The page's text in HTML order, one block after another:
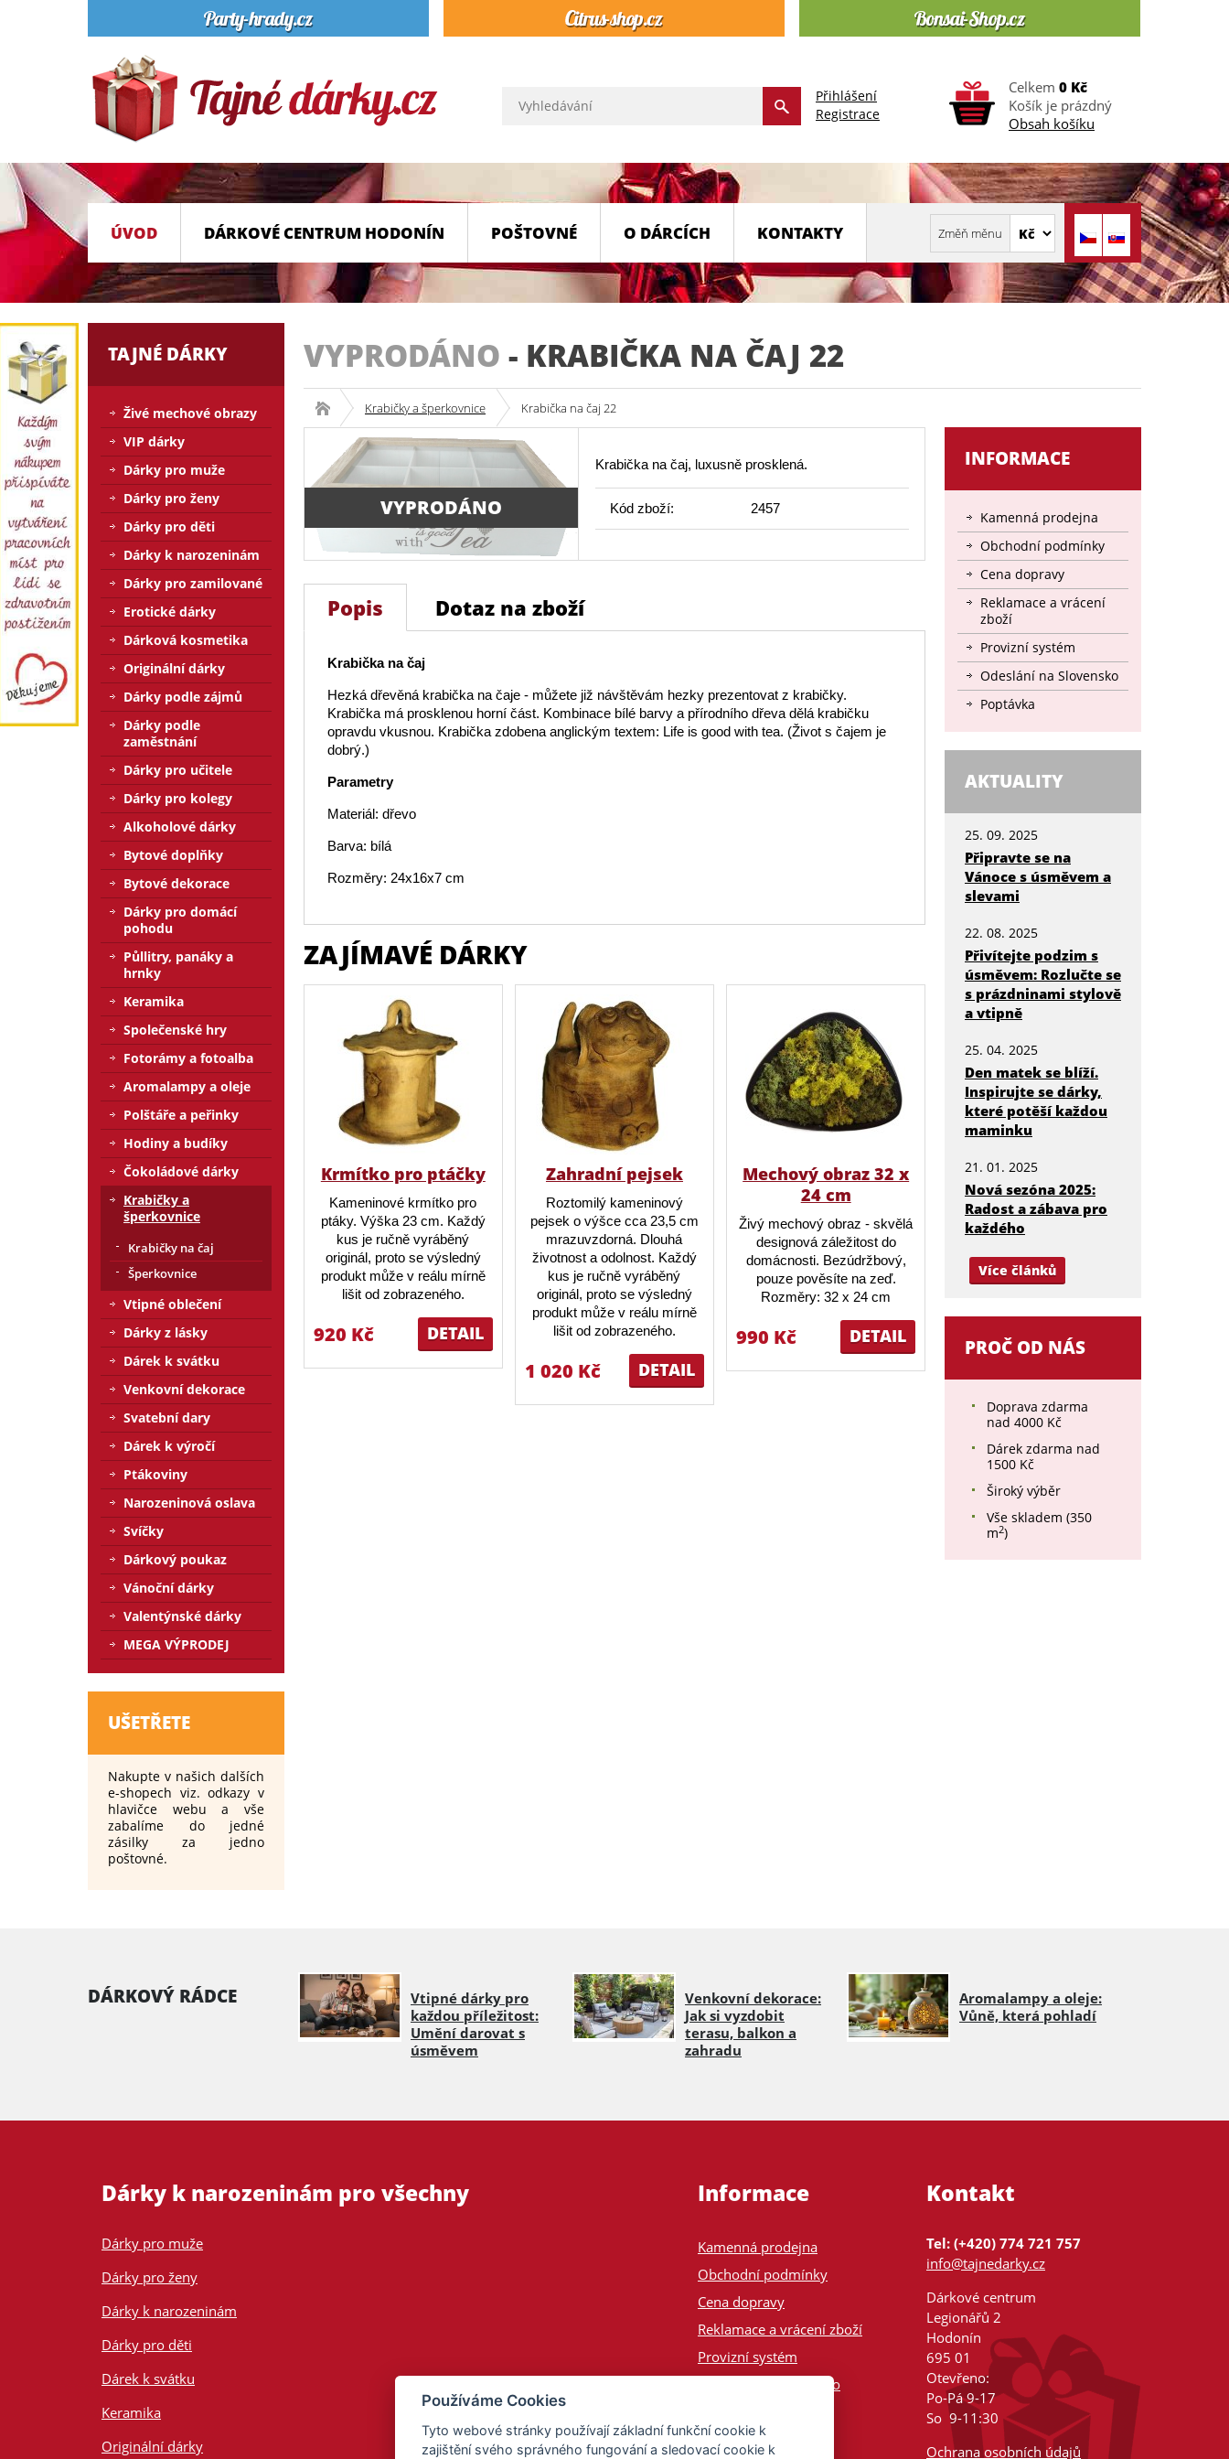
Přihlášení
Registrace
Celkem 0 Kč
Košík je prázdný
Obsah košíku
ÚVOD DÁRKOVÉ CENTRUM HODONÍN POŠTOVNÉ O DÁRCÍCH KONTAKTY
VYPRODÁNO - KRABIČKA NA ČAJ 22
Krabičky a šperkovnice Krabička na čaj 22
VYPRODÁNO
Krabička na čaj, luxusně prosklená.
Kód zboží: 2457
Popis Dotaz na zboží
Krabička na čaj
Hezká dřevěná krabička na čaje - můžete již návštěvám hezky prezentovat z krabičky.
Krabička má prosklenou horní část. Kombinace bílé barvy a přírodního dřeva dělá krabičku
opravdu vkusnou. Krabička zdobena anglickým textem: Life is good with tea. (Život s čajem je
dobrý.)
Parametry
Materiál: dřevo
Barva: bílá
Rozměry: 24x16x7 cm
ZAJÍMAVÉ DÁRKY
Krmítko pro ptáčky
Kameninové krmítko pro
ptáky. Výška 23 cm. Každý
kus je ručně vyráběný
originál, proto se výsledný
produkt může v reálu mírně
lišit od zobrazeného.
DETAIL
920 Kč
Zahradní pejsek
Roztomilý kameninový
pejsek o výšce cca 23,5 cm
mrazuvzdorná. Dlouhá
životnost a odolnost. Každý
kus je ručně vyráběný
originál, proto se výsledný
produkt může v reálu mírně
lišit od zobrazeného.
DETAIL
1 020 Kč
Mechový obraz 32 x
24 cm
Živý mechový obraz - skvělá
designová záležitost do
domácnosti. Bezúdržbový,
pouze pověsíte na zeď.
Rozměry: 32 x 24 cm
DETAIL
990 Kč
INFORMACE
Kamenná prodejna
Obchodní podmínky
Cena dopravy
Reklamace a vrácení
zboží
Provizní systém
Odeslání na Slovensko
Poptávka
AKTUALITY
25. 09. 2025
Připravte se na
Vánoce s úsměvem a
slevami
22. 08. 2025
Přivítejte podzim s
úsměvem: Rozlučte se
s prázdninami stylově
a vtipně
25. 04. 2025
Den matek se blíží.
Inspirujte se dárky,
které potěší každou
maminku
21. 01. 2025
Nová sezóna 2025:
Radost a zábava pro
každého
Více článků
PROČ OD NÁS
Doprava zdarma
nad 4000 Kč
Dárek zdarma nad
1500 Kč
Široký výběr
Vše skladem (350
m2)
TAJNÉ DÁRKY
Živé mechové obrazy
VIP dárky
Dárky pro muže
Dárky pro ženy
Dárky pro děti
Dárky k narozeninám
Dárky pro zamilované
Erotické dárky
Dárková kosmetika
Originální dárky
Dárky podle zájmů
Dárky podle
zaměstnání
Dárky pro učitele
Dárky pro kolegy
Alkoholové dárky
Bytové doplňky
Bytové dekorace
Dárky pro domácí
pohodu
Půllitry, panáky a
hrnky
Keramika
Společenské hry
Fotorámy a fotoalba
Aromalampy a oleje
Polštáře a peřinky
Hodiny a budíky
Čokoládové dárky
Krabičky a
šperkovnice
Krabičky na čaj
Šperkovnice
Vtipné oblečení
Dárky z lásky
Dárek k svátku
Venkovní dekorace
Svatební dary
Dárek k výročí
Ptákoviny
Narozeninová oslava
Svíčky
Dárkový poukaz
Vánoční dárky
Valentýnské dárky
MEGA VÝPRODEJ
UŠETŘETE
Nakupte v našich dalších
e-shopech viz. odkazy v
hlavičce webu a vše
zabalíme do jedné
zásilky za jedno
poštovné.
DÁRKOVÝ RÁDCE
Vtipné dárky pro
každou příležitost:
Umění darovat s
úsměvem
Venkovní dekorace:
Jak si vyzdobit
terasu, balkon a
zahradu
Aromalampy a oleje:
Vůně, která pohladí
Dárky k narozeninám pro všechny
Dárky pro muže
Dárky pro ženy
Dárky k narozeninám
Dárky pro děti
Dárek k svátku
Keramika
Originální dárky
Informace
Kamenná prodejna
Obchodní podmínky
Cena dopravy
Reklamace a vrácení zboží
Provizní systém
Odeslání na Slovensko
Kontakt
Tel: (+420) 774 721 757
info@tajnedarky.cz
Dárkové centrum
Legionářů 2
Hodonín
695 01
Otevřeno:
Po-Pá 9-17
So 9-11:30
Ochrana osobních údajů
Používáme Cookies
Tyto webové stránky používají základní funkční cookie k
zajištění svého správného fungování a sledovací cookie k